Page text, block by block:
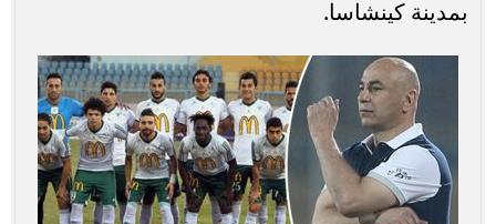
بمدينة كينشاسا.